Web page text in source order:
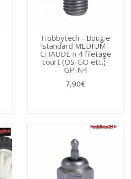
Hobbytech - Bougie
standard MEDIUM-
CHAUDE n 4 filetage
court (OS-GO etc.)-
GP-N4
7,90€